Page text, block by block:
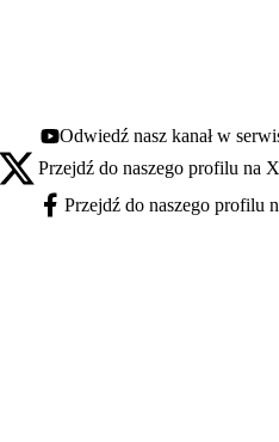
Youtube - otwiera się w nowej karcie
Odwiedź nasz kanał w
X - otwiera się w nowej karcie
Przejdź do naszego profilu na
Facebook - otwiera się w nowej karcie
Przejdź do naszego profilu